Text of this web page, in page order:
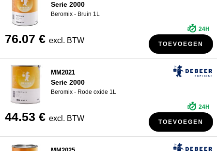
Serie 2000
Beromix - Bruin 1L
76.07 € excl. BTW
24H
TOEVOEGEN
MM2021
Serie 2000
Beromix - Rode oxide 1L
44.53 € excl. BTW
24H
TOEVOEGEN